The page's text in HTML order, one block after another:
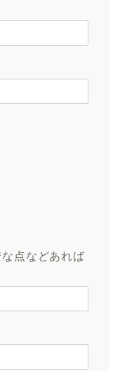
点などあれば